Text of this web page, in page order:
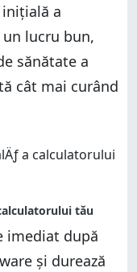
a
lucru bun,
sănătate a
cât mai curând
imediat după
și durează